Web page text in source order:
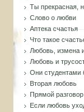
Ты прекрасная,
Слово о любви
Аптека счастья
Что такое
Любовь, измена
Любовь и
Они студентами
Вторая любовь
Прямой разговор
Если любовь